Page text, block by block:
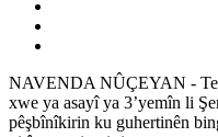
NAVENDA NÛÇEYAN -
xwe ya asayî ya 3’yemîn li
pêşbînîkirin ku guhertinên